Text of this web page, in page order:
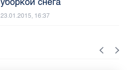
23.01.2015, 16:37